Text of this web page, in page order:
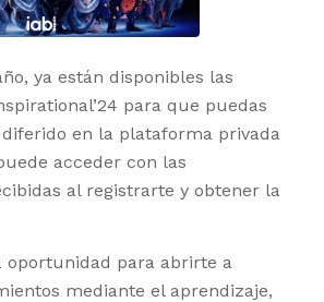
ya están disponibles las
para que puedas
en la plataforma privada
acceder con las
al registrarte y obtener la
oportunidad para abrirte a
mediante el aprendizaje,